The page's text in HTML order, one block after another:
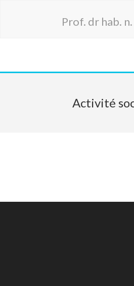
Prof. dr hab.
Activité